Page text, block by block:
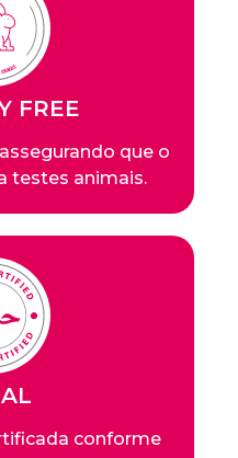
FREE
que o
testes animais.
conforme